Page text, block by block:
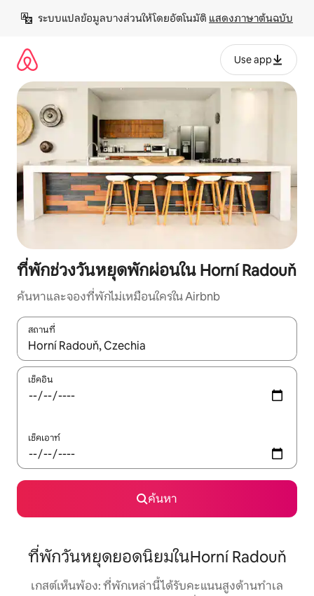
เนื้อหา
ระบบแปลข้อมูลบางส่วนให้โดยอัตโนมัติ แสดงภาษาต้นฉบับ
Use app
ที่พักช่วงวันหยุดพักผ่อนใน Horní Radouň
ค้นหาและจองที่พักไม่เหมือนใครใน Airbnb
สถานที่
ใช้ลูกศรขึ้นลง หรือใช้การสัมผัสหรือปัด เพื่อสำรวจผลการค้นหา
เช็คอิน
เช็คเอาท์
ค้นหา
ที่พักวันหยุดยอดนิยมในHorní Radouň
เกสต์เห็นพ้อง: ที่พักเหล่านี้ได้รับคะแนนสูงด้านทำเล